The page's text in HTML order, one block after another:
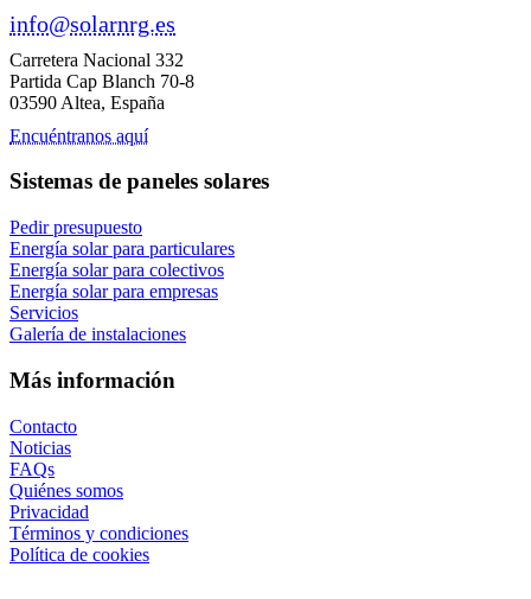
info@solarnrg.es
Carretera Nacional 332
Partida Cap Blanch 70-8
03590 Altea, España
Encuéntranos aquí
Sistemas de paneles solares
Pedir presupuesto
Energía solar para particulares
Energía solar para colectivos
Energía solar para empresas
Servicios
Galería de instalaciones
Más información
Contacto
Noticias
FAQs
Quiénes somos
Privacidad
Términos y condiciones
Política de cookies